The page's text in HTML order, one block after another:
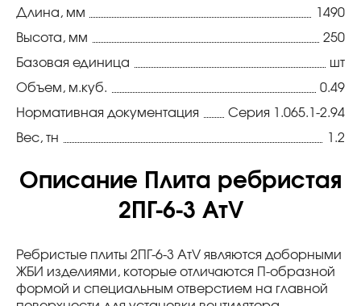
Длина, мм
1490
Высота, мм
250
Базовая единица
шт
Объем, м.куб.
0.49
Нормативная документация
Серия 1.065.1-2.94
Вес, тн
1.2
Описание Плита ребристая
2ПГ-6-3 АтV
Ребристые плиты 2ПГ-6-3 АтV являются доборными
ЖБИ изделиями, которые отличаются П-образной
формой и специальным отверстием на главной